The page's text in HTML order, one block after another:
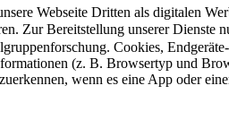
Webseite Dritten als digitalen
Zur Bereitstellung unserer Dienste
Cookies,
(z. B. Browsertyp und
wenn es eine App oder